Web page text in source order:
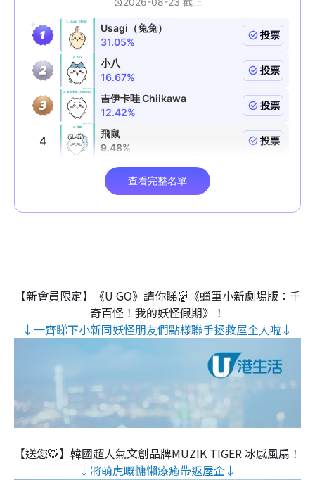
【新會員限定】《U GO》請你睇👹《蠟筆小新劇場版：千
奇百怪！我的妖怪假期》！
↓一齊睇下小新同妖怪朋友們點樣聯手拯救屋企人啦↓
【送您🐯】韓國超人氣文創品牌MUZIK TIGER 冰感風扇！
↓將萌虎嘅慵懶療癒帶返屋企↓